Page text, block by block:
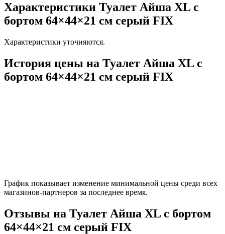
Характеристики Туалет Айша XL с
бортом 64×44×21 см серый FIX
Характеристики уточняются.
История цены на Туалет Айша XL с
бортом 64×44×21 см серый FIX
График показывает изменение минимальной цены среди всех
магазинов-партнеров за последнее время.
Отзывы на Туалет Айша XL с бортом
64×44×21 см серый FIX